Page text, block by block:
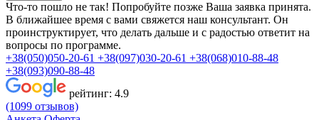
Что-то пошло не так! Попробуйте позже Ваша заявка принята.
В ближайшее время с вами свяжется наш консультант. Он
проинструктирует, что делать дальше и с радостью ответит на
вопросы по программе.
+38(050)050-20-61 +38(097)030-20-61 +38(068)010-88-48
+38(093)090-88-48
рейтинг: 4.9
(1099 отзывов)